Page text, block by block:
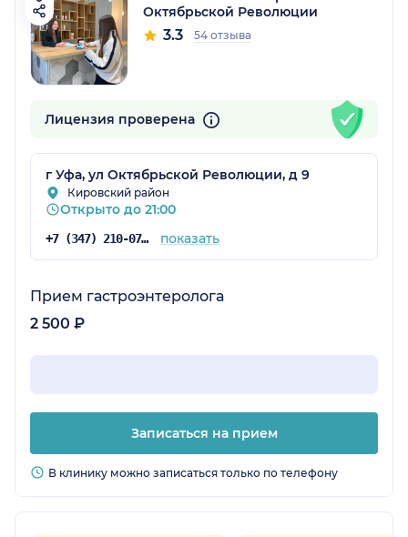
Октябрьской Революции
3.3 54 отзыва
Лицензия проверена
г Уфа, ул Октябрьской Революции, д 9
Кировский район
Открыто до 21:00
+7 (347) 210-07-63 показать
Прием гастроэнтеролога
2 500 ₽
Записаться на прием
В клинику можно записаться только по телефону